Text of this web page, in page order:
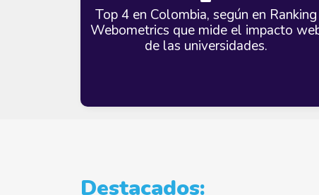
Top 4 en Colombia, según en Ranking
Webometrics que mide el impacto
de las universidades.
Destacados: